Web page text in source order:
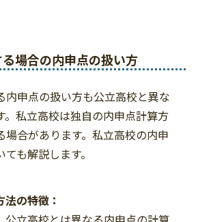
場合の内申点の扱い方
内申点の扱い方も公立高校と異な
。私立高校は独自の内申点計算方
場合があります。私立高校の内申
も解説します。
の特徴：